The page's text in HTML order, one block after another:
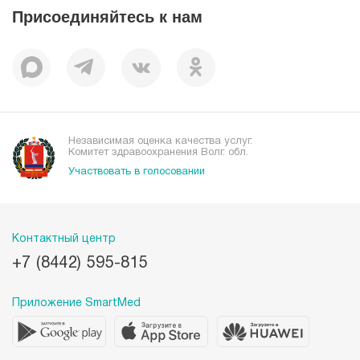
Пациентам
Присоединяйтесь к нам
Независимая оценка качества услуг.
Комитет здравоохранения Волг. обл.
Участвовать в голосовании
Контактный центр
+7 (8442) 595-815
Приложение SmartMed